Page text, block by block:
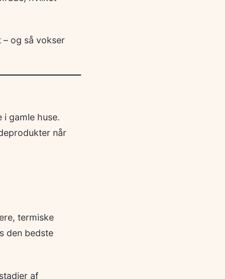
– og så vokser
gamle huse.
når
termiske
den bedste
af